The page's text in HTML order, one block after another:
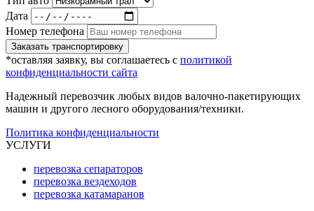
Дата
Номер телефона
Заказать транспортировку
*оставляя заявку, вы соглашаетесь с политикой
конфиденциальности сайта
Надежный перевозчик любых видов валочно-пакетирующих
машин и другого лесного оборудования/техники.
Политика конфиденциальности
УСЛУГИ
перевозка сепараторов
перевозка вездеходов
перевозка катамаранов